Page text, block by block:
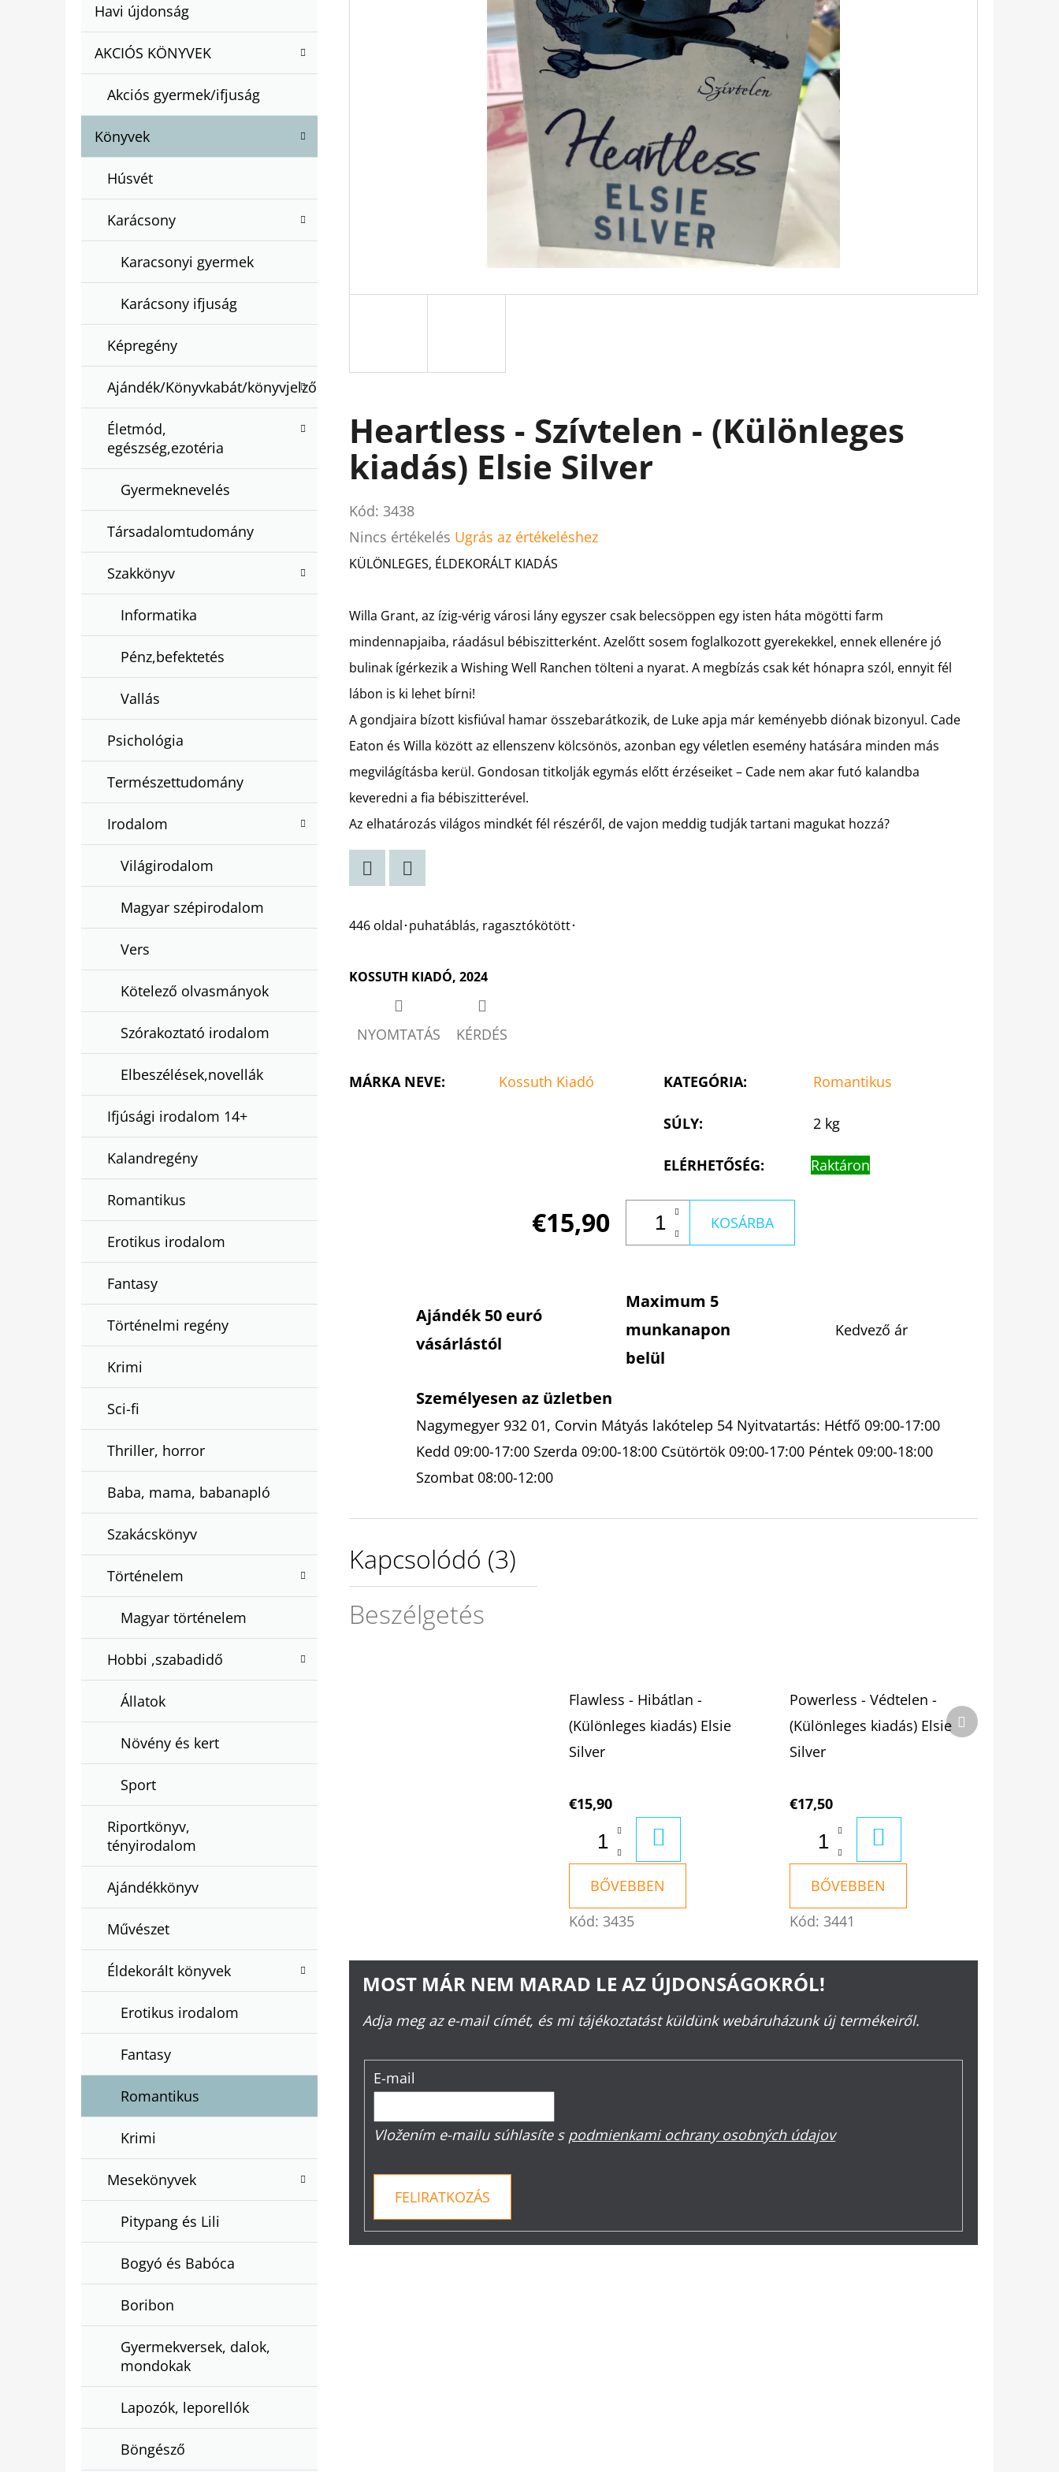
Nátugrása
T
G
R
Á
Havi újdonság
AKCIÓS KÖNYVEK
Akciós gyermek/ifjuság
Könyvek
Húsvét
Karácsony
Karacsonyi gyermek
Karácsony ifjuság
Képregény
Ajándék/Könyvkabát/könyvjelző
Életmód,
egészség,ezotéria
Gyermeknevelés
Társadalomtudomány
Szakkönyv
Informatika
Pénz,befektetés
Vallás
Psichológia
Természettudomány
Irodalom
Világirodalom
Magyar szépirodalom
Vers
Kötelező olvasmányok
Szórakoztató irodalom
Elbeszélések,novellák
Ifjúsági irodalom 14+
Kalandregény
Romantikus
Erotikus irodalom
Fantasy
Történelmi regény
Krimi
Sci-fi
Thriller, horror
Baba, mama, babanapló
Szakácskönyv
Történelem
Magyar történelem
Hobbi ,szabadidő
Állatok
Növény és kert
Sport
Riportkönyv,
tényirodalom
Ajándékkönyv
Művészet
Éldekorált könyvek
Erotikus irodalom
Fantasy
Romantikus
Krimi
Mesekönyvek
Pitypang és Lili
Bogyó és Babóca
Boribon
Gyermekversek, dalok,
mondokak
Lapozók, leporellók
Böngésző
Heartless - Szívtelen - (Különleges
kiadás) Elsie Silver
Kód: 3438
A
termék
értékelése
5-
ből
0,0
csillag.
Nincs értékelés Ugrás az értékeléshez
KÜLÖNLEGES, ÉLDEKORÁLT KIADÁS
Willa Grant, az ízig-vérig városi lány egyszer csak belecsöppen egy isten háta mögötti farm
mindennapjaiba, ráadásul bébiszitterként. Azelőtt sosem foglalkozott gyerekekkel, ennek ellenére jó
bulinak ígérkezik a Wishing Well Ranchen tölteni a nyarat. A megbízás csak két hónapra szól, ennyit fél
lábon is ki lehet bírni!
A gondjaira bízott kisfiúval hamar összebarátkozik, de Luke apja már keményebb diónak bizonyul. Cade
Eaton és Willa között az ellenszenv kölcsönös, azonban egy véletlen esemény hatására minden más
megvilágításba kerül. Gondosan titkolják egymás előtt érzéseiket – Cade nem akar futó kalandba
keveredni a fia bébiszitterével.
Az elhatározás világos mindkét fél részéről, de vajon meddig tudják tartani magukat hozzá?
446 oldal･puhatáblás, ragasztókötött･
KOSSUTH KIADÓ, 2024
NYOMTATÁS KÉRDÉS
MÁRKA NEVE: Kossuth Kiadó KATEGÓRIA: Romantikus
SÚLY: 2 kg
ELÉRHETŐSÉG: Raktáron
€15,90 KOSÁRBA
Ajándék 50 euró
vásárlástól
Maximum 5
munkanapon
belül
Kedvező ár
Személyesen az üzletben
Nagymegyer 932 01, Corvin Mátyás lakótelep 54 Nyitvatartás: Hétfő 09:00-17:00
Kedd 09:00-17:00 Szerda 09:00-18:00 Csütörtök 09:00-17:00 Péntek 09:00-18:00
Szombat 08:00-12:00
Kapcsolódó (3)
Beszélgetés
Flawless - Hibátlan -
(Különleges kiadás) Elsie
Silver
€15,90
BŐVEBBEN
Kód:3435
Powerless - Védtelen -
(Különleges kiadás) Elsie
Silver
€17,50
BŐVEBBEN
Kód: 3441
Következő
termék
MOST MÁR NEM MARAD LE AZ ÚJDONSÁGOKRÓL!
Adja meg az e-mail címét, és mi tájékoztatást küldünk webáruházunk új termékeiről.
E-mail
Vložením e-mailu súhlasíte s podmienkami ochrany osobných údajov
FELIRATKOZÁS
BARTOS ERIKA : BOGYÓ ÉS BABÓCA
€12,50
KÖNNYCSEPP A TINTAFOLTBAN ÁDÁM-
BOROS LILLA
Korábbi: